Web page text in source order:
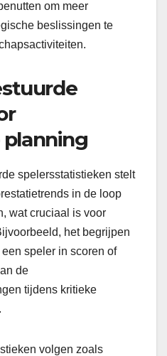
om meer
beslissingen te
spelersstatistieken stelt
in de loop
wat cruciaal is voor
het begrijpen
speler in scoren of
de
tijdens kritieke
volgen zoals